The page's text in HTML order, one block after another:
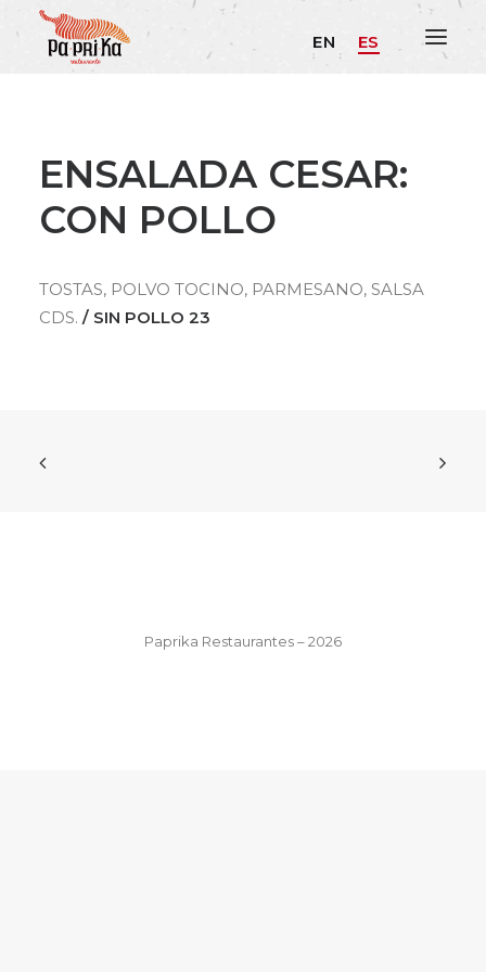
EN ES
ENSALADA CESAR:
CON POLLO
TOSTAS, POLVO TOCINO, PARMESANO, SALSA
CDS. / SIN POLLO 23
Paprika Restaurantes – 2026